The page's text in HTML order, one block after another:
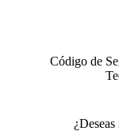
Código de